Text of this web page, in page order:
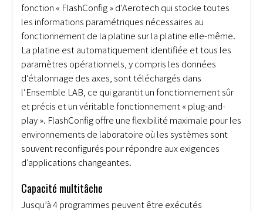
fonction « FlashConfig » d’Aerotech qui stocke toutes
les informations paramétriques nécessaires au
fonctionnement de la platine sur la platine elle-même.
La platine est automatiquement identifiée et tous les
paramètres opérationnels, y compris les données
d’étalonnage des axes, sont téléchargés dans
l’Ensemble LAB, ce qui garantit un fonctionnement sûr
et précis et un véritable fonctionnement « plug-and-
play ». FlashConfig offre une flexibilité maximale pour les
environnements de laboratoire où les systèmes sont
souvent reconfigurés pour répondre aux exigences
d’applications changeantes.
Capacité multitâche
Jusqu’à 4 programmes peuvent être exécutés